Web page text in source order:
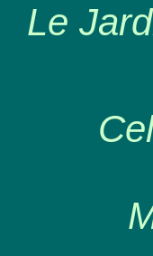
Le